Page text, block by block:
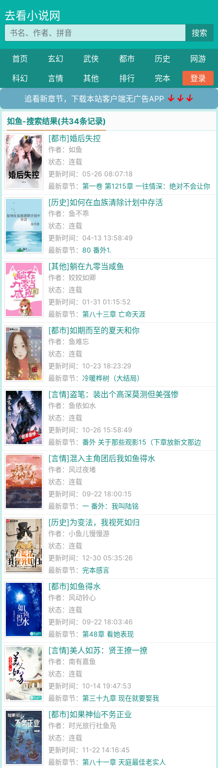
去看小说网
搜索
首页 玄幻 武侠 都市 历史
网游
科幻
言情 其他 排行 完本 登录
追看新章节，下载本站客户端无广告APP ↓↓↓
如鱼-搜索结果(共34条记录)
[都市]婚后失控
作者：如鱼
状态：连载
更新时间：05-26 08:07:18
最新章节：第一卷 第1215章 一往情深：绝对不会让你
有后悔的念头
[历史]如何在血族清除计划中存活
作者： 鱼不乖
状态：连载
更新时间：04-13 13:58:49
最新章节： 80 番外1.
[其他]躺在九零当咸鱼
作者：姣姣如卿
状态：连载
更新时间：01-31 01:15:52
最新章节：第八十三章 亡命天涯
[都市]如期而至的夏天和你
作者： 鱼难忘
状态：连载
更新时间：10-23 18:23:29
最新章节：冷暖桦树（大结局）
[言情]盗笔：装出个高深莫测但美强惨
作者： 鱼依如水
状态：连载
更新时间：10-26 15:58:49
最新章节：番外 关于那些观影15（下章放新文那边
啦）
[言情]混入主角团后我如鱼得水
作者： 风过夜堵
状态：连载
更新时间：09-22 18:00:15
最新章节：一 番外：我叫陆铭
[历史]为变法，我视死如归
作者： 小鱼儿慢慢游
状态：连载
更新时间：12-30 05:35:26
最新章节：完本感言
[都市]如鱼得水
作者： 风动铃心
状态：连载
更新时间：09-22 18:03:46
最新章节：第48章 看她表现
[言情]美人如苏：贤王撩一撩
作者： 南有嘉鱼
状态：连载
更新时间：10-14 19:47:53
最新章节：第三十九章 现在就要娶我
[都市]如果神仙不务正业
作者： 时光旅行社鱼凫
状态：连载
更新时间：11-22 14:16:45
最新章节：第八十一章 天庭最佳老实人